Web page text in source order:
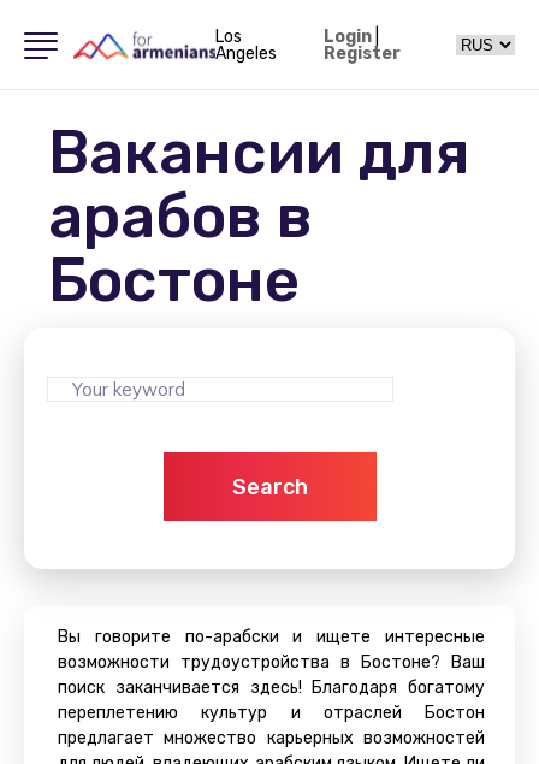
Los
Angeles
Login|
Register
Вакансии для
арабов в
Бостоне
Search
Вы говорите по-арабски и ищете интересные
возможности трудоустройства в Бостоне? Ваш
поиск заканчивается здесь! Благодаря богатому
переплетению культур и отраслей Бостон
предлагает множество карьерных возможностей